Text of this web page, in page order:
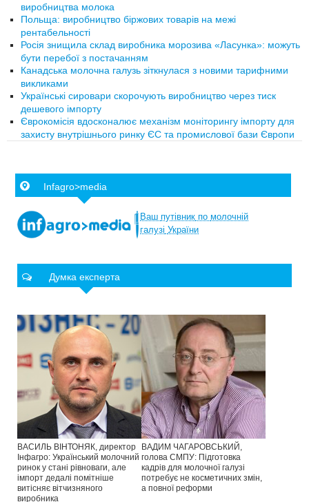
виробництва молока
Польща: виробництво біржових товарів на межі
рентабельності
Росія знищила склад виробника морозива «Ласунка»: можуть
бути перебої з постачанням
Канадська молочна галузь зіткнулася з новими тарифними
викликами
Українські сировари скорочують виробництво через тиск
дешевого імпорту
Єврокомісія вдосконалює механізм моніторингу імпорту для
захисту внутрішнього ринку ЄС та промислової бази Європи
Infagro>media
Ваш путівник по молочній
галузі України
Думка експерта
ВАСИЛЬ ВІНТОНЯК, директор
Інфагро: Український молочний
ринок у стані рівноваги, але
імпорт дедалі помітніше
витісняє вітчизняного
виробника
ВАДИМ ЧАГАРОВСЬКИЙ,
голова СМПУ: Підготовка
кадрів для молочної галузі
потребує не косметичних змін,
а повної реформи